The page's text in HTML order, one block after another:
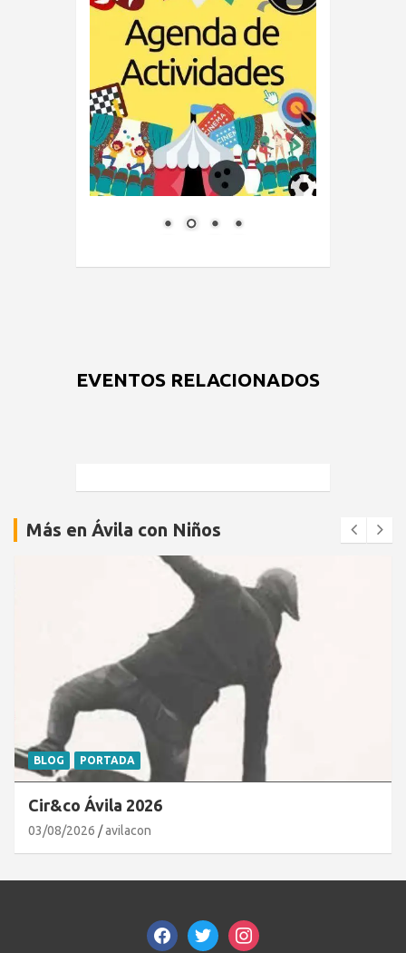
EVENTOS RELACIONADOS
Más en Ávila con Niños
BLOG PORTADA
Cir&co Ávila 2026
03/08/2026 avilacon
facebooktwitterinstagram